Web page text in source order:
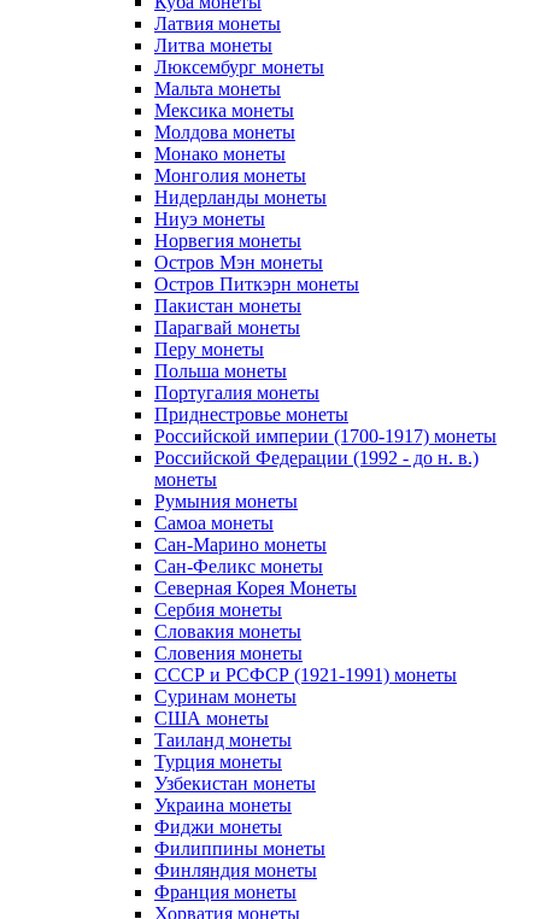
Латвия монеты
Литва монеты
Люксембург монеты
Мальта монеты
Мексика монеты
Молдова монеты
Монако монеты
Монголия монеты
Нидерланды монеты
Ниуэ монеты
Норвегия монеты
Остров Мэн монеты
Остров Питкэрн монеты
Пакистан монеты
Парагвай монеты
Перу монеты
Польша монеты
Португалия монеты
Приднестровье монеты
Российской империи (1700-1917) монеты
Российской Федерации (1992 - до н. в.)
монеты
Румыния монеты
Самоа монеты
Сан-Марино монеты
Сан-Феликс монеты
Северная Корея Монеты
Сербия монеты
Словакия монеты
Словения монеты
СССР и РСФСР (1921-1991) монеты
Суринам монеты
США монеты
Таиланд монеты
Турция монеты
Узбекистан монеты
Украина монеты
Фиджи монеты
Филиппины монеты
Финляндия монеты
Франция монеты
Хорватия монеты